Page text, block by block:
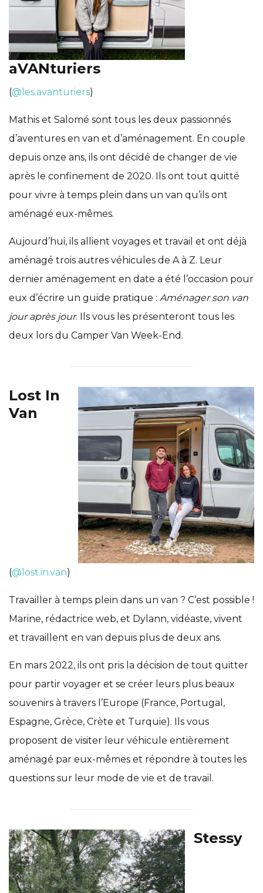
aVANturiers
(@les.avanturiers)
Mathis et Salomé sont tous les deux passionnés
d’aventures en van et d’aménagement. En couple
depuis onze ans, ils ont décidé de changer de vie
après le confinement de 2020. Ils ont tout quitté
pour vivre à temps plein dans un van qu’ils ont
aménagé eux-mêmes.
Aujourd’hui, ils allient voyages et travail et ont déjà
aménagé trois autres véhicules de A à Z. Leur
dernier aménagement en date a été l’occasion pour
eux d’écrire un guide pratique : Aménager son van
jour après jour. Ils vous les présenteront tous les
deux lors du Camper Van Week-End.
Lost In
Van
(@lost.in.van)
Travailler à temps plein dans un van ? C’est possible !
Marine, rédactrice web, et Dylann, vidéaste, vivent
et travaillent en van depuis plus de deux ans.
En mars 2022, ils ont pris la décision de tout quitter
pour partir voyager et se créer leurs plus beaux
souvenirs à travers l’Europe (France, Portugal,
Espagne, Grèce, Crète et Turquie). Ils vous
proposent de visiter leur véhicule entièrement
aménagé par eux-mêmes et répondre à toutes les
questions sur leur mode de vie et de travail.
Stessy